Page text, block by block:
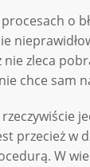
o
zleca
chce sam
przecież w
W